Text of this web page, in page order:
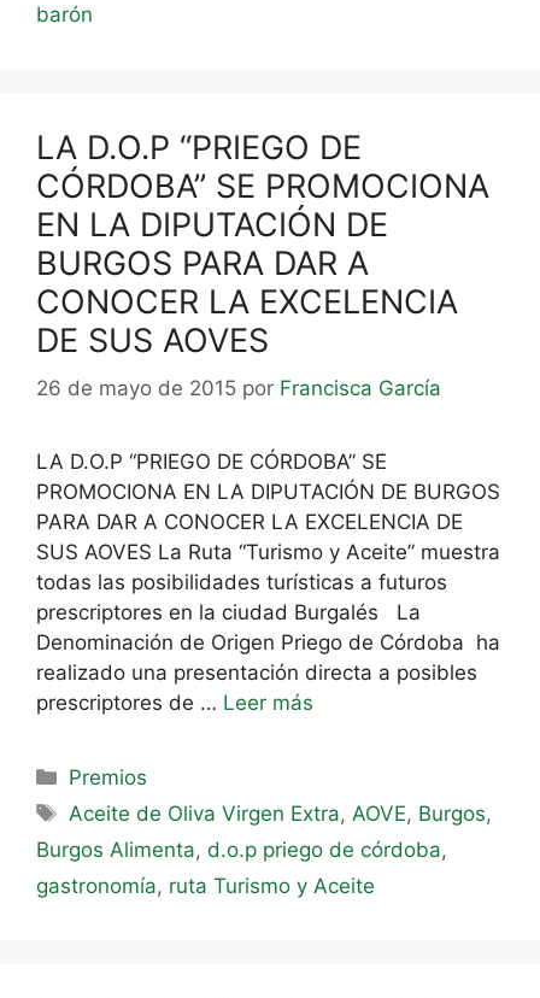
barón
LA D.O.P “PRIEGO DE
CÓRDOBA” SE PROMOCIONA
EN LA DIPUTACIÓN DE
BURGOS PARA DAR A
CONOCER LA EXCELENCIA
DE SUS AOVES
26 de mayo de 2015 por Francisca García
LA D.O.P “PRIEGO DE CÓRDOBA” SE
PROMOCIONA EN LA DIPUTACIÓN DE BURGOS
PARA DAR A CONOCER LA EXCELENCIA DE
SUS AOVES La Ruta “Turismo y Aceite” muestra
todas las posibilidades turísticas a futuros
prescriptores en la ciudad Burgalés La
Denominación de Origen Priego de Córdoba ha
realizado una presentación directa a posibles
prescriptores de … Leer más
Premios
Aceite de Oliva Virgen Extra,AOVE, Burgos,
Burgos Alimenta, d.o.p priego de córdoba,
gastronomía, ruta Turismo y Aceite